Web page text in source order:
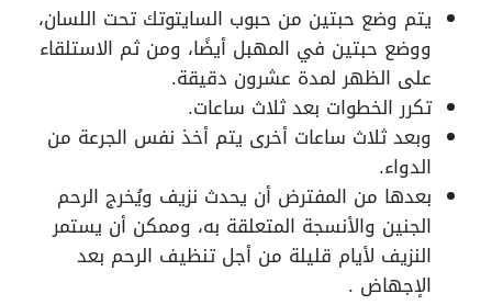
يتم وضع حبتين من حبوب السايتوتك تحت اللسان،
ووضع حبتين في المهبل أيضًا، ومن ثم الاستلقاء
على الظهر لمدة عشرون دقيقة.
تكرر الخطوات بعد ثلاث ساعات.
وبعد ثلاث ساعات أخرى يتم أخذ نفس الجرعة من
الدواء.
بعدها من المفترض أن يحدث نزيف ويُخرج الرحم
الجنين والأنسجة المتعلقة به، وممكن أن يستمر
النزيف لأيام قليلة من أجل تنظيف الرحم بعد
الإجهاض .